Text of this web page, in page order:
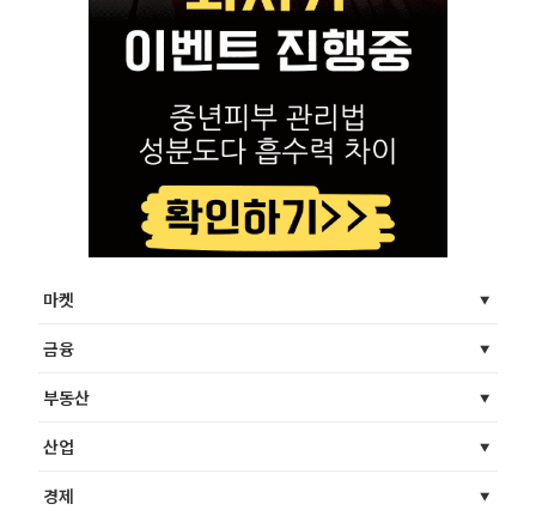
마켓
금융
부동산
산업
경제